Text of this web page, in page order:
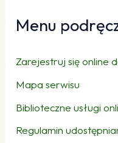
Menu
Zarejestruj się online
Mapa serwisu
Biblioteczne usługi
Regulamin